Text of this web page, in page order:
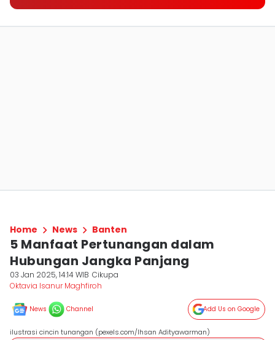
Home News Banten
5 Manfaat Pertunangan dalam
Hubungan Jangka Panjang
03 Jan 2025, 14:14 WIB Cikupa
Oktavia Isanur Maghfiroh
News Channel Add Us on Google
ilustrasi cincin tunangan (pexels.com/Ihsan Adityawarman)